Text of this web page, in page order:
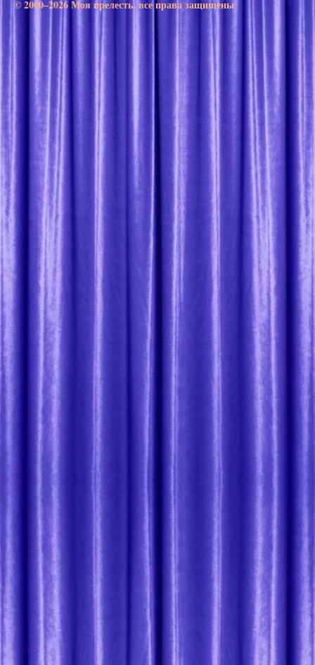
© 2000–2026 Моя прелесть. все права защищены